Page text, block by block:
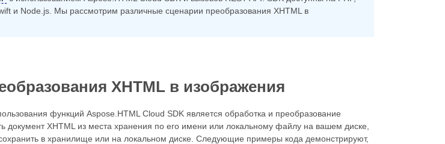
и Node.js. Мы рассмотрим различные сценарии преобразования XHTML в
XHTML в изображения
функций Aspose.HTML Cloud SDK является обработка и преобразование
документ XHTML из места хранения по его имени или локальному файлу на вашем диске,
в хранилище или на локальном диске. Следующие примеры кода демонстрируют,